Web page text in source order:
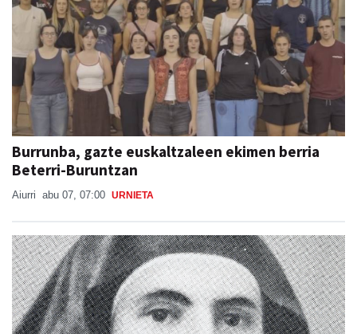
Burrunba, gazte euskaltzaleen ekimen berria
Beterri-Buruntzan
Aiurri abu 07, 07:00 URNIETA